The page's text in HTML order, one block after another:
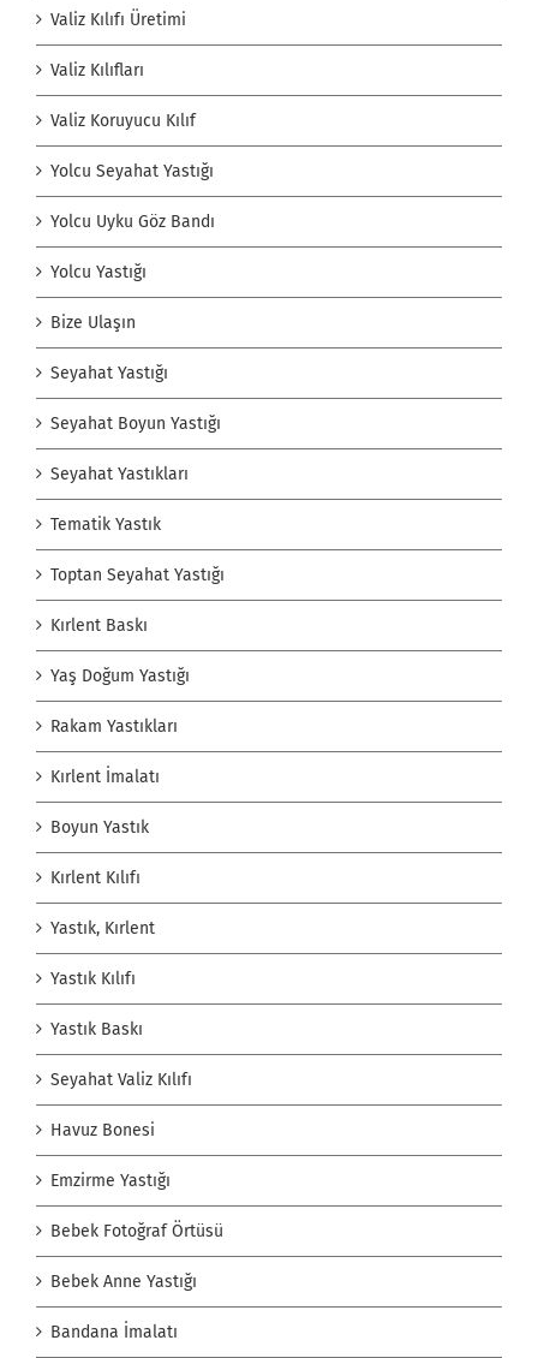
Valiz Kılıfı Üretimi
Valiz Kılıfları
Valiz Koruyucu Kılıf
Yolcu Seyahat Yastığı
Yolcu Uyku Göz Bandı
Yolcu Yastığı
Bize Ulaşın
Seyahat Yastığı
Seyahat Boyun Yastığı
Seyahat Yastıkları
Tematik Yastık
Toptan Seyahat Yastığı
Kırlent Baskı
Yaş Doğum Yastığı
Rakam Yastıkları
Kırlent İmalatı
Boyun Yastık
Kırlent Kılıfı
Yastık, Kırlent
Yastık Kılıfı
Yastık Baskı
Seyahat Valiz Kılıfı
Havuz Bonesi
Emzirme Yastığı
Bebek Fotoğraf Örtüsü
Bebek Anne Yastığı
Bandana İmalatı